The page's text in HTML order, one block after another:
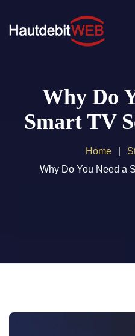
Why Do
Smart TV
Home
Why Do You Need a